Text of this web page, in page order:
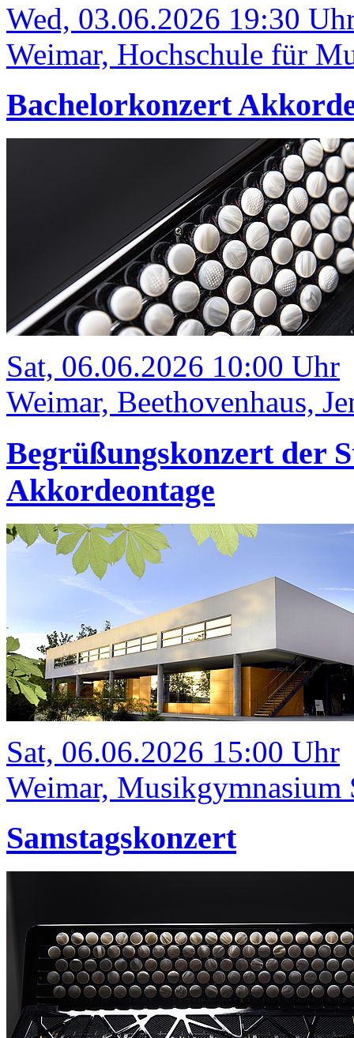
Wed, 03.06.2026 19:30
Weimar, Hochschule für
Bachelorkonzert
Sat, 06.06.2026 10:00 Uhr
Weimar, Beethovenhaus,
Begrüßungskonzert der
Akkordeontage
Sat, 06.06.2026 15:00 Uhr
Weimar, Musikgymnasium
Samstagskonzert